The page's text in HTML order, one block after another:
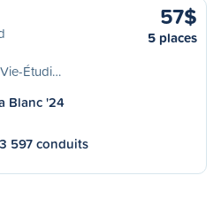
Étudi…
57$
5 places
Blanc '24
3 597 conduits